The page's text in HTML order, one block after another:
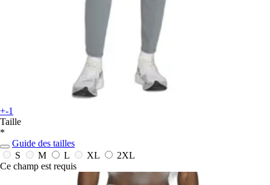
+-1
Taille
*
Guide des tailles
S
M L XL
2XL
Ce champ est requis